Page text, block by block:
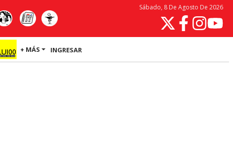
Sábado, 8 De Agosto De 2026
+ MÁS INGRESAR